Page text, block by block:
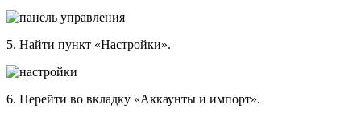
5. Найти пункт «Настройки».
6. Перейти во вкладку «Аккаунты и импорт».